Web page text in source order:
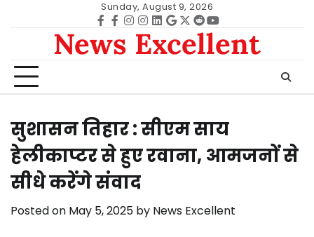
Sunday, August 9, 2026
Facebook
facebook
Instagram
instagram
Linkedin
google
Twitter
redditYoutube
News Excellent
सुशासन तिहार : सीएम साय
हेलीकाप्टर से हुए रवाना, आमजनों से
सीधे करेंगे संवाद
Posted on May 5, 2025 by News Excellent